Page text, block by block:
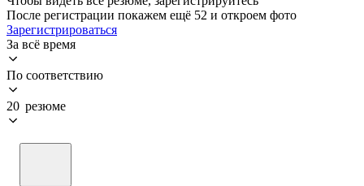
После регистрации покажем ещё 52 и откроем фото
Зарегистрироваться
За всё время
По соответствию
20 резюме